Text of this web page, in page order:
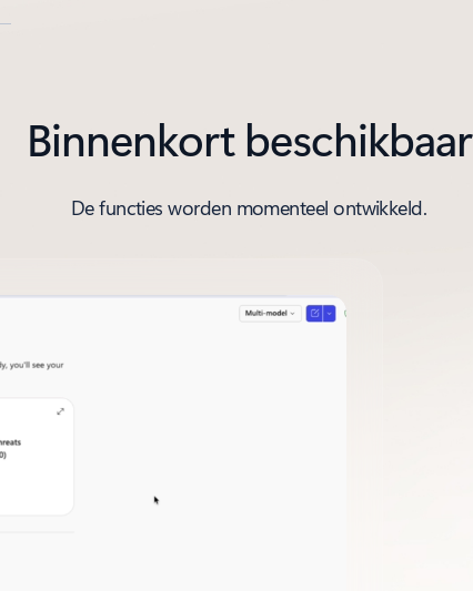
Binnenkort beschikbaar
De functies worden momenteel ontwikkeld.